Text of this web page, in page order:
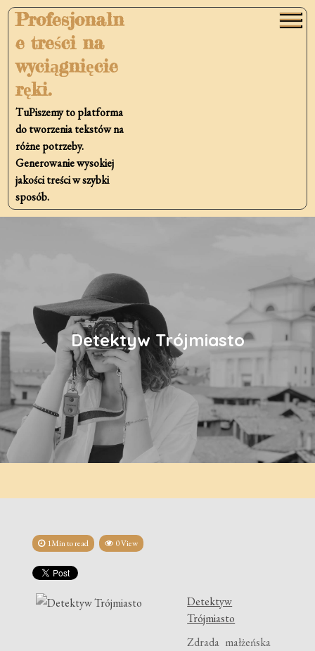
Skip
content
Profesjonaln
e treści na
wyciągnięcie
ręki.
TuPiszemy to platforma
do tworzenia tekstów na
różne potrzeby.
Generowanie wysokiej
jakości treści w szybki
sposób.
Detektyw Trójmiasto
1Min to read 0 View
Detektyw
Trójmiasto
Zdrada małżeńska